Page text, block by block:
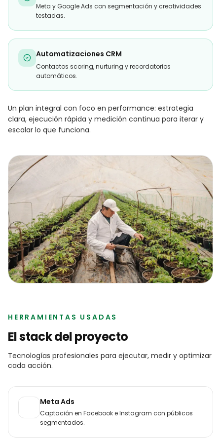
Meta y Google Ads con segmentación y creatividades
testadas.
Automatizaciones CRM
Contactos scoring, nurturing y recordatorios
automáticos.
Un plan integral con foco en performance: estrategia
clara, ejecución rápida y medición continua para iterar y
escalar lo que funciona.
HERRAMIENTAS USADAS
El stack del proyecto
Tecnologías profesionales para ejecutar, medir y optimizar
cada acción.
Meta Ads
Captación en Facebook e Instagram con públicos
segmentados.